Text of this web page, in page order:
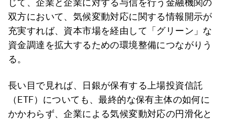
じて、企業と企業に対する与信を行う金融機関の
双方において、気候変動対応に関する情報開示が
充実すれば、資本市場を経由して「グリーン」な
資金調達を拡大するための環境整備につながりう
る。
長い目で見れば、日銀が保有する上場投資信託
（ETF）についても、最終的な保有主体の如何に
かかわらず、企業による気候変動対応の円滑化と